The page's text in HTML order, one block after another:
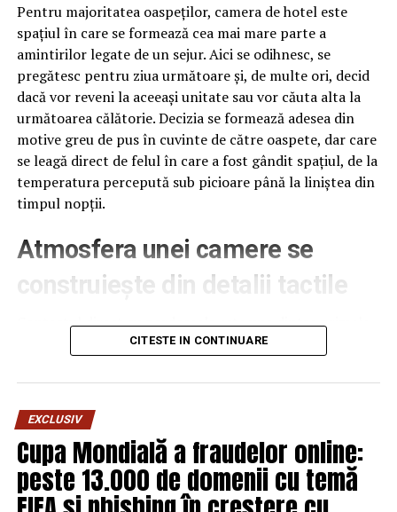
Pentru majoritatea oaspeților, camera de hotel este
spațiul în care se formează cea mai mare parte a
amintirilor legate de un sejur. Aici se odihnesc, se
pregătesc pentru ziua următoare și, de multe ori, decid
dacă vor reveni la aceeași unitate sau vor căuta alta la
următoarea călătorie. Decizia se formează adesea din
motive greu de pus în cuvinte de către oaspete, dar care
se leagă direct de felul în care a fost gândit spațiul, de la
temperatura percepută sub picioare până la liniștea din
timpul nopții.
Atmosfera unei camere se
construiește din detalii tactile
Contactul direct cu pardoseala este una dintre primele
senzații fizice pe care le are un oaspete atunci când
pe drum, seara târziu. Textura și moliciunea potrivite,
oferite democheta hotel
care este percepută o cameră, chiar dacă restul
mobilierului rămâne identic de la o unitate la alta din
același lanț hotelier internațional.
CITESTE IN CONTINUARE
EXCLUSIV
Cupa Mondială a fraudelor online:
peste 13.000 de domenii cu temă